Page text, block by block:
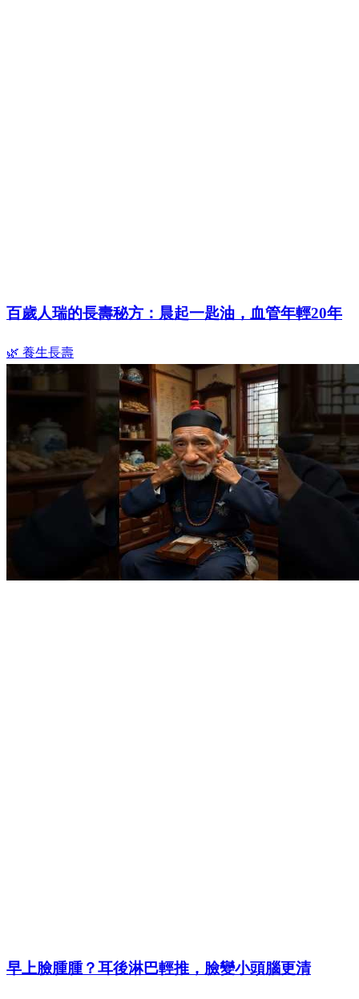
百歲人瑞的長壽秘方：晨起一匙油，血管年輕20年
🌿 養生長壽
早上臉腫腫？耳後淋巴輕推，臉變小頭腦更清